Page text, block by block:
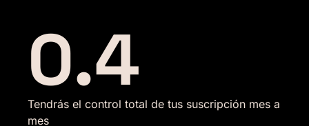
0.4
Tendrás el control total de tus suscripción mes a
mes